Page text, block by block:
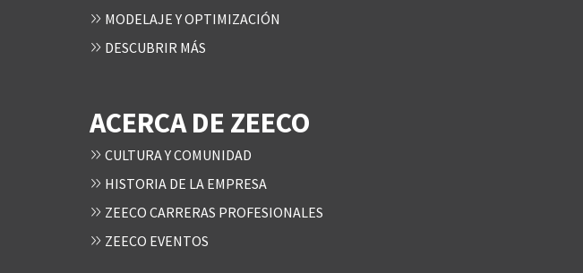
MODELAJE Y OPTIMIZACIÓN
DESCUBRIR MÁS
ACERCA DE ZEECO
CULTURA Y COMUNIDAD
HISTORIA DE LA EMPRESA
ZEECO CARRERAS PROFESIONALES
ZEECO EVENTOS